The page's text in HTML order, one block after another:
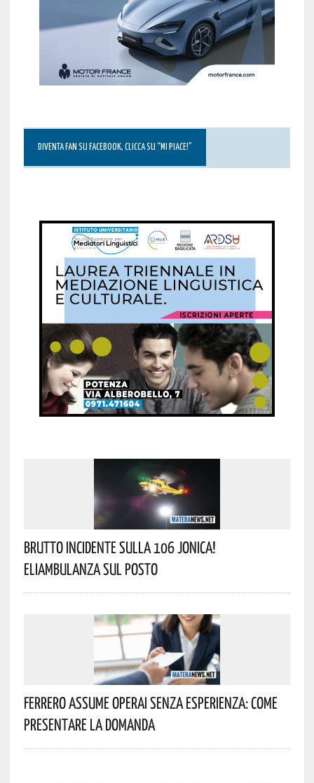
DIVENTA FAN SU FACEBOOK, CLICCA SU “MI PIACE!”
Brutto Incidente Sulla 106 Jonica!
Eliambulanza Sul Posto
Ferrero Assume Operai Senza Esperienza: Come
Presentare La Domanda